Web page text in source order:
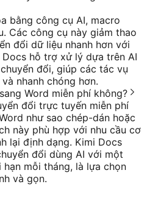
bằng công cụ AI, macro
Các công cụ này giảm thao
đổi dữ liệu nhanh hơn với
hỗ trợ xử lý dựa trên AI
đổi, giúp các tác vụ
nhanh chóng hơn.
Word miễn phí không?
đổi trực tuyến miễn phí
như sao chép-dán hoặc
này phù hợp với nhu cầu cơ
lại định dạng. Kimi Docs
đổi dùng AI với một
mỗi tháng, là lựa chọn
và gọn.